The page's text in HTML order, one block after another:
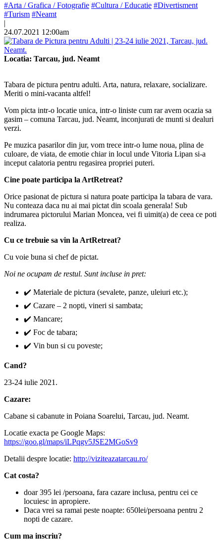
#Arta / Grafica / Fotografie #Cultura / Educatie #Divertisment
#Turism #Neamt
|
24.07.2021 12:00am
Locatia: Tarcau, jud. Neamt
Tabara de pictura pentru adulti. Arta, natura, relaxare, socializare.
Meriti o mini-vacanta altfel!
Vom picta intr-o locatie unica, intr-o liniste cum rar avem ocazia sa
gasim – comuna Tarcau, jud. Neamt, inconjurati de munti si dealuri
verzi.
Pe muzica pasarilor din jur, vom trece intr-o lume noua, plina de
culoare, de viata, de emotie chiar in locul unde Vitoria Lipan si-a
inceput calatoria pentru regasirea propriei puteri.
Cine poate participa la ArtRetreat?
Orice pasionat de pictura si natura poate participa la tabara de vara.
Nu conteaza daca nu ai mai pictat din scoala generala! Sub
indrumarea pictorului Marian Moncea, vei fi uimit(a) de ceea ce poti
realiza.
Cu ce trebuie sa vin la ArtRetreat?
Cu voie buna si chef de pictat.
Noi ne ocupam de restul. Sunt incluse in pret:
✔️ Materiale de pictura (sevalete, panze, uleiuri etc.);
✔️ Cazare – 2 nopti, vineri si sambata;
✔️ Mancare;
✔️ Foc de tabara;
✔️ Vin bun si cu poveste;
Cand?
23-24 iulie 2021.
Cazare:
Cabane si cabanute in Poiana Soarelui, Tarcau, jud. Neamt.
Locatie exacta pe Google Maps:
https://goo.gl/maps/iLPqgv5JSE2MGoSv9
Detalii despre locatie: http://viziteazatarcau.ro/
Cat costa?
doar 395 lei /persoana, fara cazare inclusa, pentru cei ce
locuiesc in apropiere.
Daca vrei sa ramai peste noapte: 650lei/persoana pentru 2
nopti de cazare.
Cum ma inscriu?